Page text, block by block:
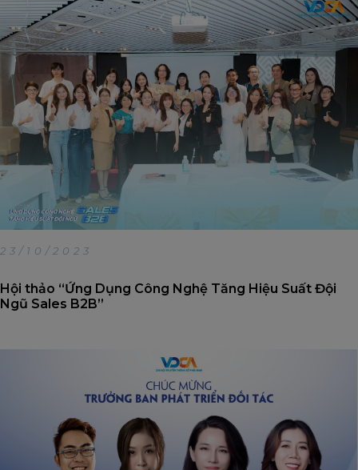
23/10/2023
Hội thảo “Ứng Dụng Công Nghệ Tăng Hiệu Suất Đội
Ngũ Sales B2B”